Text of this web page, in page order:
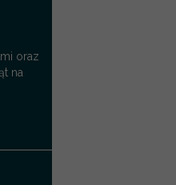
oraz
na